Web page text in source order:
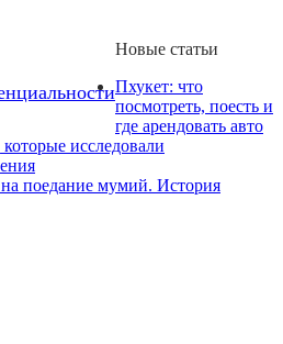
Новые статьи
Пхукет: что
посмотреть, поесть и
где арендовать авто
исследовали
поедание мумий. История